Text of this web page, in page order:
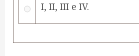
I, II, III e IV.